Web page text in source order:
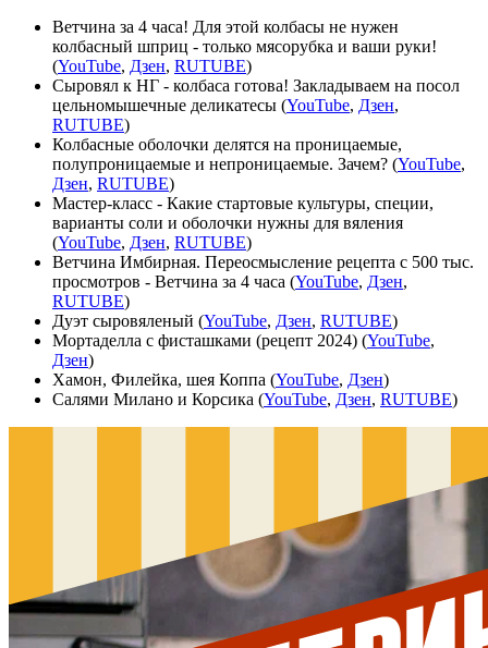
Ветчина за 4 часа! Для этой колбасы не нужен
колбасный шприц - только мясорубка и ваши руки!
(YouTube, Дзен, RUTUBE)
Сыровял к НГ - колбаса готова! Закладываем на посол
цельномышечные деликатесы (YouTube, Дзен,
RUTUBE)
Колбасные оболочки делятся на проницаемые,
полупроницаемые и непроницаемые. Зачем? (YouTube,
Дзен, RUTUBE)
Мастер-класс - Какие стартовые культуры, специи,
варианты соли и оболочки нужны для вяления
(YouTube, Дзен, RUTUBE)
Ветчина Имбирная. Переосмысление рецепта с 500 тыс.
просмотров - Ветчина за 4 часа (YouTube, Дзен,
RUTUBE)
Дуэт сыровяленый (YouTube, Дзен, RUTUBE)
Мортаделла с фисташками (рецепт 2024) (YouTube,
Дзен)
Хамон, Филейка, шея Коппа (YouTube, Дзен)
Салями Милано и Корсика (YouTube, Дзен, RUTUBE)